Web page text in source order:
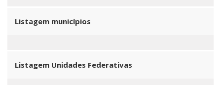
Listagem municípios
Listagem Unidades Federativas